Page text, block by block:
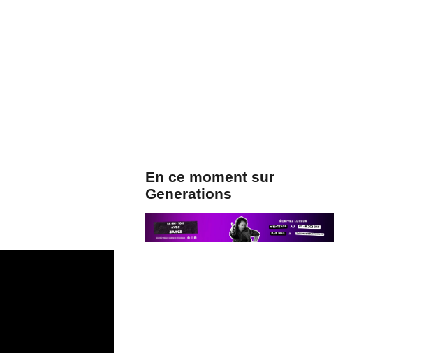
En ce moment sur
Generations